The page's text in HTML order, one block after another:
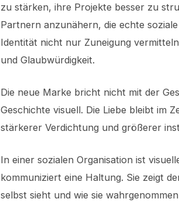
zu stärken, ihre Projekte besser zu
Partnern anzunähern, die echte
Identität nicht nur Zuneigung
und Glaubwürdigkeit.
Die neue Marke bricht nicht mit der
Geschichte visuell. Die Liebe bleibt im
stärkerer Verdichtung und größerer
In einer sozialen Organisation ist
kommuniziert eine Haltung. Sie zeigt
selbst sieht und wie sie